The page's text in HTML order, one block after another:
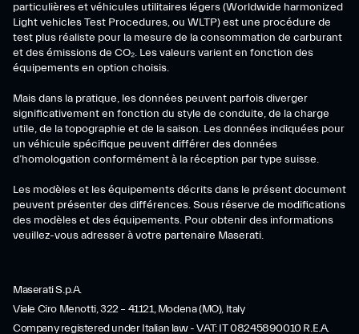
particulières et véhicules utilitaires légers (Worldwide harmonized
Light vehicles Test Procedures, ou WLTP) est une procédure de
test plus réaliste pour la mesure de la consommation de carburant
et des émissions de CO₂. Les valeurs varient en fonction des
équipements en option choisis.
Mais dans la pratique, les données peuvent parfois diverger
significativement en fonction du style de conduite, de la charge
utile, de la topographie et de la saison. Les données indiquées pour
un véhicule spécifique peuvent différer des données
d’homologation conformément à la réception par type suisse.
Les modèles et les équipements décrits dans le présent document
peuvent présenter des différences. Sous réserve de modifications
des modèles et des équipements. Pour obtenir des informations
veuillez-vous adresser à votre partenaire Maserati.
Maserati S.p.A.
Viale Ciro Menotti, 322 – 41121, Modena (MO), Italy
Company registered under Italian law - VAT: IT 08245890010 R.E.A.